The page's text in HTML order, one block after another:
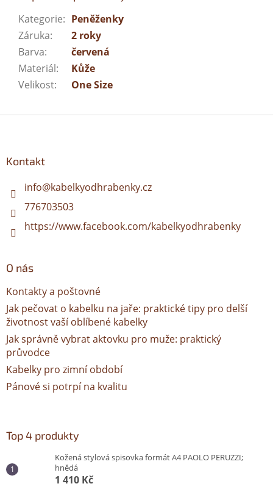
Kategorie: Peněženky
Záruka:
2 roky
Barva:
červená
Materiál:
Kůže
Velikost: One Size
Kontakt
info@kabelkyodhrabenky.cz
776703503
https://www.facebook.com/kabelkyodhrabenky
O nás
Kontakty a poštovné
Jak pečovat o kabelku na jaře: praktické tipy pro delší
životnost vaší oblíbené kabelky
Jak správně vybrat aktovku pro muže: praktický
průvodce
Kabelky pro zimní období
Pánové si potrpí na kvalitu
Top 4 produkty
Kožená stylová spisovka formát A4 PAOLO PERUZZI;
hnědá
1 410 Kč